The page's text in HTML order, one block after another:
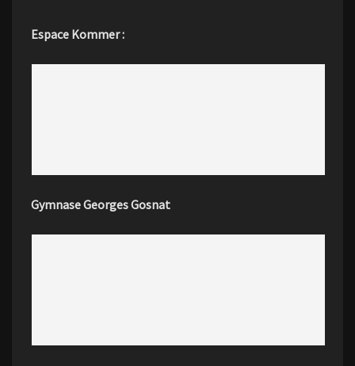
Espace Kommer :
Gymnase Georges Gosnat